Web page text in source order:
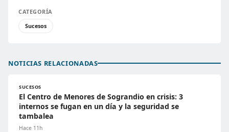
CATEGORÍA
Sucesos
NOTICIAS RELACIONADAS
SUCESOS
El Centro de Menores de Sograndio en crisis: 3
internos se fugan en un día y la seguridad se
tambalea
Hace 11h